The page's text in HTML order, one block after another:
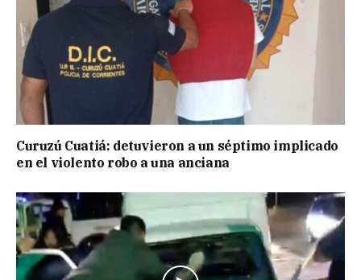
Curuzú Cuatiá: detuvieron a un séptimo implicado
en el violento robo a una anciana